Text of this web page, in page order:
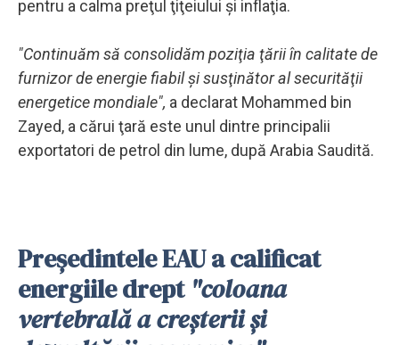
pentru a calma preţul ţiţeiului şi inflaţia.
"Continuăm să consolidăm poziţia ţării în calitate de
furnizor de energie fiabil şi susţinător al securităţii
energetice mondiale", a declarat Mohammed bin
Zayed, a cărui ţară este unul dintre principalii
exportatori de petrol din lume, după Arabia Saudită.
Preşedintele EAU a calificat
energiile drept"coloana
vertebrală a creşterii şi